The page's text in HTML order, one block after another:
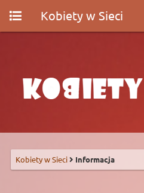
Kobiety w Sieci
Kobiety w Sieci Informacja